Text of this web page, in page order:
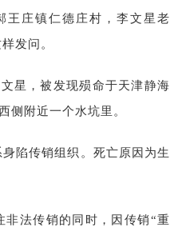
王庄镇仁德庄村，李文星老
发问。
星，被发现殒命于天津静海
侧附近一个水坑里。
陷传销组织。死亡原因为生
非法传销的同时，因传销“重